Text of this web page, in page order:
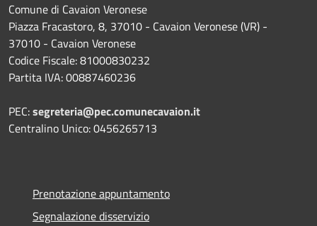
Comune di Cavaion Veronese
Piazza Fracastoro, 8, 37010 - Cavaion Veronese (VR) -
37010 - Cavaion Veronese
Codice Fiscale: 81000830232
Partita IVA: 00887460236
PEC:segreteria@pec.comunecavaion.it
Centralino Unico: 0456265713
Prenotazione appuntamento
Segnalazione disservizio